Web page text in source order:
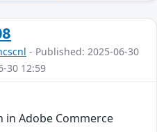
- Published: 2025-06-30
30 12:59
in Adobe Commerce